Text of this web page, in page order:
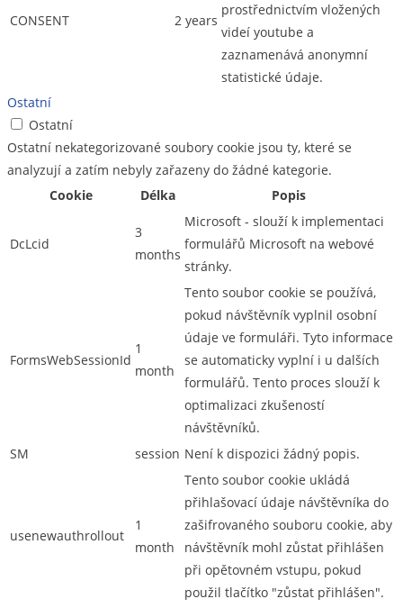
CONSENT 2 years
prostřednictvím vložených
videí youtube a
zaznamenává anonymní
statistické údaje.
Ostatní
Ostatní
Ostatní nekategorizované soubory cookie jsou ty, které se
analyzují a zatím nebyly zařazeny do žádné kategorie.
Cookie
Délka Popis
DcLcid
3
months
Microsoft - slouží k implementaci
formulářů Microsoft na webové
stránky.
FormsWebSessionId
1
month
Tento soubor cookie se používá,
pokud návštěvník vyplnil osobní
údaje ve formuláři. Tyto informace
se automaticky vyplní i u dalších
formulářů. Tento proces slouží k
optimalizaci zkušeností
návštěvníků.
SM
session Není k dispozici žádný popis.
usenewauthrollout
1
month
Tento soubor cookie ukládá
přihlašovací údaje návštěvníka do
zašifrovaného souboru cookie, aby
návštěvník mohl zůstat přihlášen
při opětovném vstupu, pokud
použil tlačítko "zůstat přihlášen".